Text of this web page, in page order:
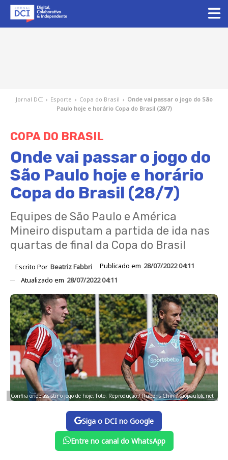
Jornal DCI › Esporte › Copa do Brasil › Onde vai passar o jogo do São
Paulo hoje e horário Copa do Brasil (28/7)
COPA DO BRASIL
Onde vai passar o jogo do
São Paulo hoje e horário
Copa do Brasil (28/7)
Equipes de São Paulo e América
Mineiro disputam a partida de ida nas
quartas de final da Copa do Brasil
Escrito Por Beatriz Fabbri Publicado em 28/07/2022 04:11
Atualizado em 28/07/2022 04:11
Confira onde assistir o jogo de hoje. Foto: Reprodução / Rubens Chiri / saopaulofc.net
Siga o DCI no Google
Entre no canal do WhatsApp